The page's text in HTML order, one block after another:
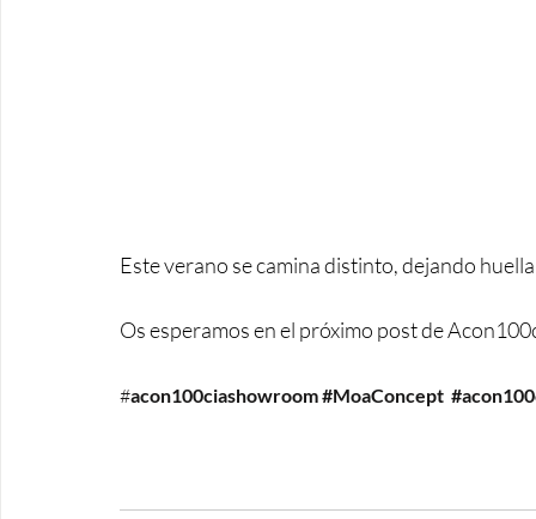
Este verano se camina distinto, dejando
Os esperamos en el próximo post de
#acon100ciashowroom #MoaConcept